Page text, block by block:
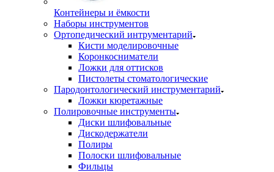
Контейнеры и ёмкости
Наборы инструментов
Ортопедический интрументарий
Кисти моделировочные
Коронкосниматели
Ложки для оттисков
Пистолеты стоматологические
Пародонтологический инструментарий
Ложки кюретажные
Полировочные инструменты
Диски шлифовальные
Дискодержатели
Полиры
Полоски шлифовальные
Фильцы